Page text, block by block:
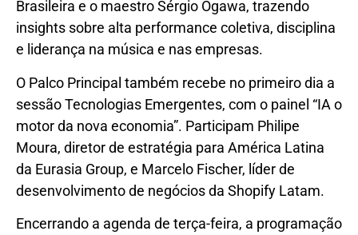
Brasileira e o maestro Sérgio Ogawa, trazendo
insights sobre alta performance coletiva, disciplina
e liderança na música e nas empresas.
O Palco Principal também recebe no primeiro dia a
sessão Tecnologias Emergentes, com o painel “IA o
motor da nova economia”. Participam Philipe
Moura, diretor de estratégia para América Latina
da Eurasia Group, e Marcelo Fischer, líder de
desenvolvimento de negócios da Shopify Latam.
Encerrando a agenda de terça-feira, a programação